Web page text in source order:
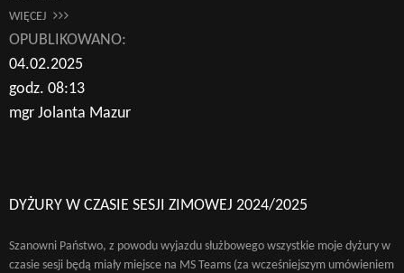
WIĘCEJ
OPUBLIKOWANO:
04.02.2025
godz. 08:13
mgr Jolanta Mazur
DYŻURY W CZASIE SESJI ZIMOWEJ 2024/2025
Szanowni Państwo, z powodu wyjazdu służbowego wszystkie moje dyżury w
czasie sesji będą miały miejsce na MS Teams (za wcześniejszym umówieniem